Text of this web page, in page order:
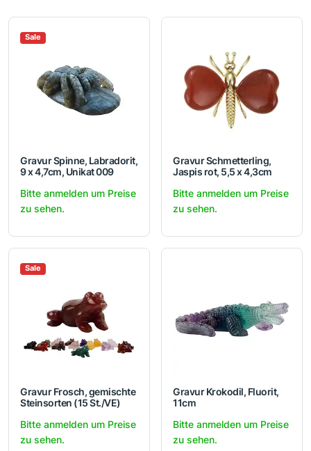
Sale
Gravur Spinne, Labradorit,
9 x 4,7cm, Unikat 009
Bitte anmelden um Preise
zu sehen.
Gravur Schmetterling,
Jaspis rot, 5,5 x 4,3cm
Bitte anmelden um Preise
zu sehen.
Sale
Gravur Frosch, gemischte
Steinsorten (15 St./VE)
Bitte anmelden um Preise
zu sehen.
Gravur Krokodil, Fluorit,
11cm
Bitte anmelden um Preise
zu sehen.